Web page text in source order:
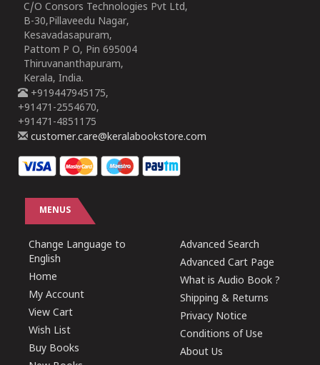
C/O Consors Technologies Pvt Ltd,
B-30,Pillaveedu Nagar,
Kesavadasapuram,
Pattom P O, Pin 695004
Thiruvananthapuram,
Kerala, India.
+919447945175,
+91471-2554670,
+91471-4851175
customer.care@keralabookstore.com
MENUS
Change Language to
English
Home
My Account
View Cart
Wish List
Buy Books
Advanced Search
Advanced Cart Page
What is Audio Book ?
Shipping & Returns
Privacy Notice
Conditions of Use
About Us